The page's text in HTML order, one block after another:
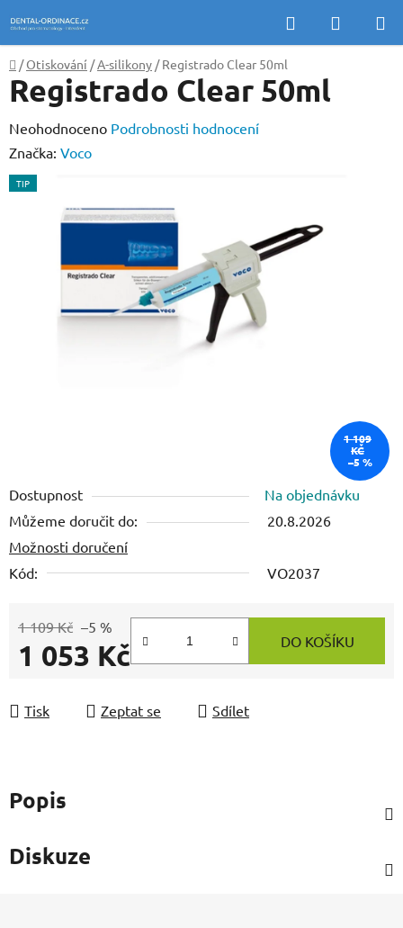
na
obsah
Hledat
KOŠÍK
Domů
/ Otiskování /A-silikony / Registrado Clear 50ml
Dostupnost
Na objednávku
Můžeme doručit do:
20.8.2026
Možnosti doručení
Kód:
VO2037
1 109 Kč –5 %
1 053 Kč DO KOŠÍKU
Tisk Zeptat se Sdílet
Registrado Clear 50ml
Průměrné
hodnocení
produktu
Neohodnoceno Podrobnosti hodnocení
Značka: Voco
TIP
1 109
KČ
–5 %
Popis
Diskuze